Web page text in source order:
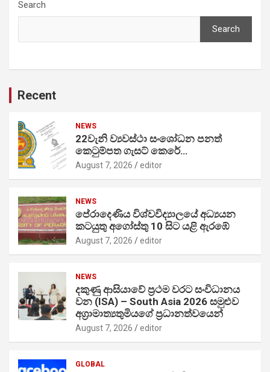
Search
Search
Recent
NEWS
22වැනි ව්‍යවස්ථා සංශෝධන පනත්
කෙටුම්පත ගැසට් කෙරේ…
August 7, 2026 editor
NEWS
පේරාදෙණිය විශ්වවිද්‍යාලයේ අධ්‍යයන
කටයුතු අගෝස්තු 10 සිට යළි ඇරඹේ
August 7, 2026 editor
NEWS
දකුණු ආසියාවේ ප්‍රථම වරට සංවිධානය
වන (ISA) – South Asia 2026 සමුළුව
අග්‍රාමාත්‍යතුමියගේ ප්‍රධානත්වයෙන්
August 7, 2026 editor
GLOBAL